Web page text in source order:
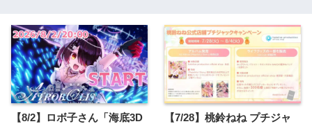
【8/2】ロボ子さん「海底3D
【7/28】桃鈴ねね プチジャ